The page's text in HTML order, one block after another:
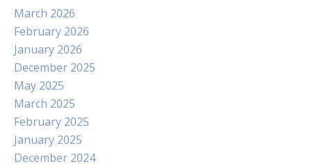
March 2026
February 2026
January 2026
December 2025
May 2025
March 2025
February 2025
January 2025
December 2024